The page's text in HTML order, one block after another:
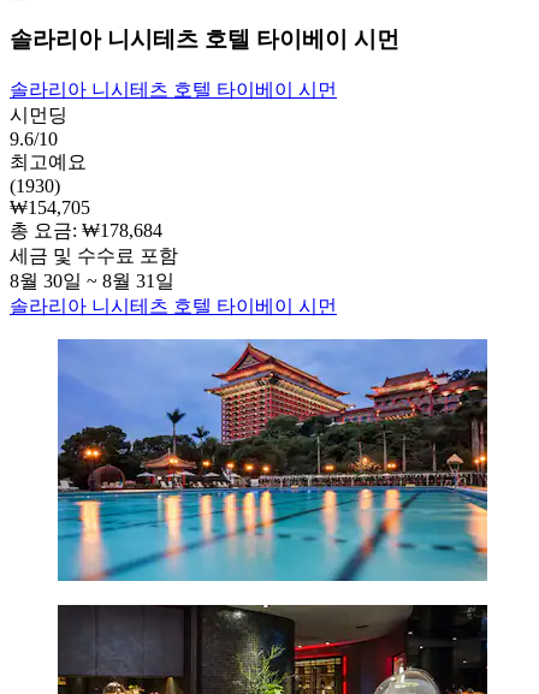
솔라리아 니시테츠 호텔 타이베이 시먼
솔라리아 니시테츠 호텔 타이베이 시먼
시먼딩
9.6/10
최고예요
(1930)
₩154,705
총 요금: ₩178,684
세금 및 수수료 포함
8월 30일 ~ 8월 31일
솔라리아 니시테츠 호텔 타이베이 시먼